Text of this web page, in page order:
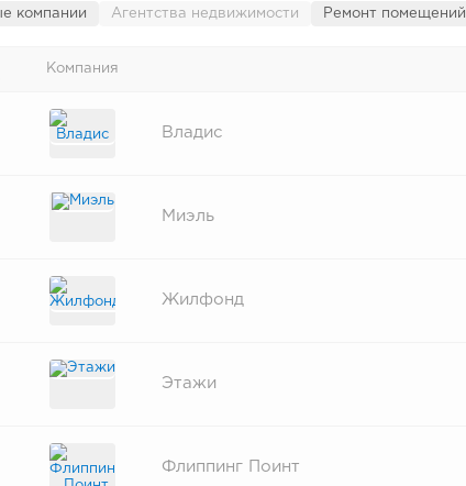
компании Агентства недвижимости Ремонт помещений
Компания
Владис
Миэль
Жилфонд
Этажи
Флиппинг Поинт